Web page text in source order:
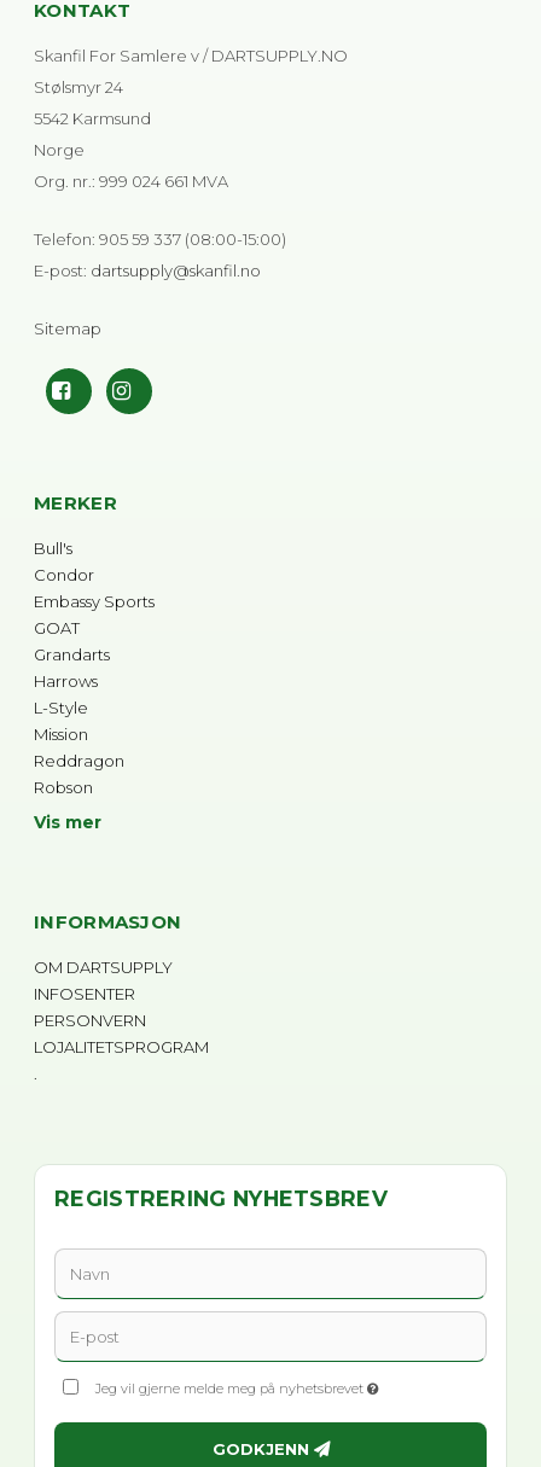
KONTAKT
Skanfil For Samlere v / DARTSUPPLY.NO
Stølsmyr 24
5542 Karmsund
Norge
Org. nr.: 999 024 661 MVA
Telefon: 905 59 337 (08:00-15:00)
E-post: dartsupply@skanfil.no
Sitemap
MERKER
Bull's
Condor
Embassy Sports
GOAT
Grandarts
Harrows
L-Style
Mission
Reddragon
Robson
Vis mer
INFORMASJON
OM DARTSUPPLY
INFOSENTER
PERSONVERN
LOJALITETSPROGRAM
REGISTRERING NYHETSBREV
Jeg vil gjerne melde meg på nyhetsbrevet
GODKJENN